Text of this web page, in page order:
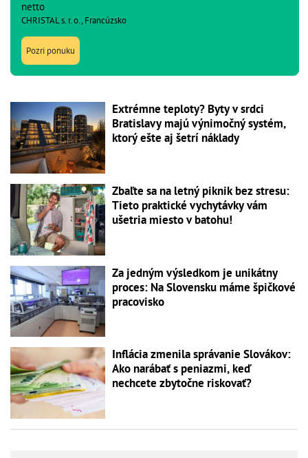
netto
CHRISTAL s. r. o., Francúzsko
Pozri ponuku
Extrémne teploty? Byty v srdci
Bratislavy majú výnimočný systém,
ktorý ešte aj šetrí náklady
Zbaľte sa na letný piknik bez stresu:
Tieto praktické vychytávky vám
ušetria miesto v batohu!
Za jedným výsledkom je unikátny
proces: Na Slovensku máme špičkové
pracovisko
Inflácia zmenila správanie Slovákov:
Ako narábať s peniazmi, keď
nechcete zbytočne riskovať?